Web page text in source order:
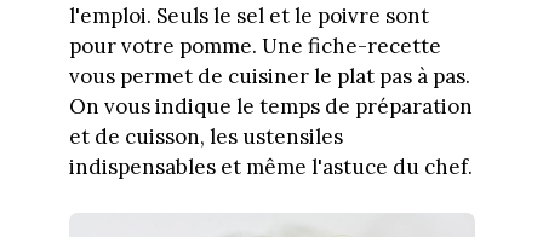
l'emploi. Seuls le sel et le poivre sont
pour votre pomme. Une fiche-recette
vous permet de cuisiner le plat pas à pas.
On vous indique le temps de préparation
et de cuisson, les ustensiles
indispensables et même l'astuce du chef.